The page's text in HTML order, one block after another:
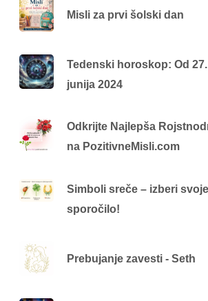
Misli za prvi šolski dan
Tedenski horoskop: Od
junija 2024
Odkrijte Najlepša
na PozitivneMisli.com
Simboli sreče – izberi
sporočilo!
Prebujanje zavesti - Seth